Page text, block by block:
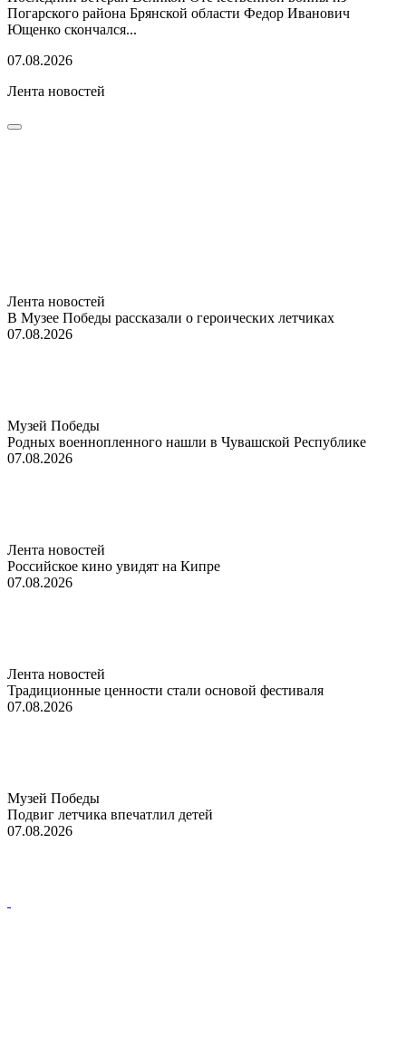
Погарского района Брянской области Федор Иванович
Ющенко скончался...
07.08.2026
Лента новостей
Лента новостей
В Музее Победы рассказали о героических летчиках
07.08.2026
Музей Победы
Родных военнопленного нашли в Чувашской Республике
07.08.2026
Лента новостей
Российское кино увидят на Кипре
07.08.2026
Лента новостей
Традиционные ценности стали основой фестиваля
07.08.2026
Музей Победы
Подвиг летчика впечатлил детей
07.08.2026